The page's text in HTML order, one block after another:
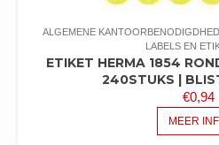
ALGEMENE
LABELS EN
ETIKET HERMA 1854
240STUKS |
€0,94
MEER